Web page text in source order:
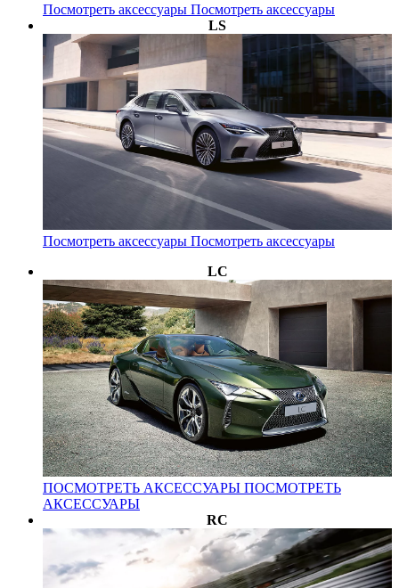
Посмотреть аксессуары Посмотреть аксессуары
LS
Посмотреть аксессуары Посмотреть аксессуары
LC
ПОСМОТРЕТЬ АКСЕССУАРЫ ПОСМОТРЕТЬ
АКСЕССУАРЫ
RC